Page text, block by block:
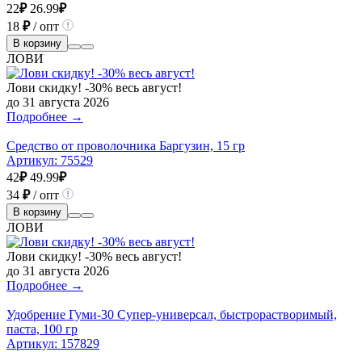
22₽ 26.99₽
18 ₽/ опт
В корзину
ЛОВИ
Лови скидку! -30% весь август!
до 31 августа 2026
Подробнее →
Средство от проволочника Баргузин, 15 гр
Артикул: 75529
42₽ 49.99₽
34 ₽/ опт
В корзину
ЛОВИ
Лови скидку! -30% весь август!
до 31 августа 2026
Подробнее →
Удобрение Гуми-30 Супер-универсал, быстрорастворимый,
паста, 100 гр
Артикул: 157829